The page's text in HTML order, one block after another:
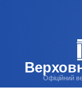
Офіційний